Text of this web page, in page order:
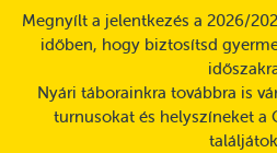
Skip to main content
Megnyílt a jelentkezés a 2026/
időben, hogy biztosítsd
Nyári táborainkra továbbra is
turnusokat és helyszíneket a
találjátok.